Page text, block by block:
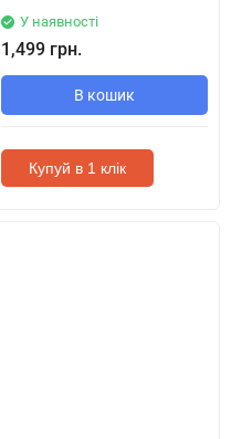
У наявності
1,499 грн.
В кошик
Купуй в 1 клік